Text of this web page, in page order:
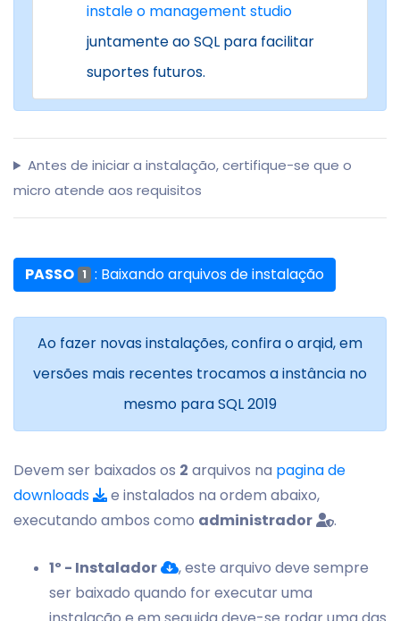
instale o management studio
juntamente ao SQL para facilitar
suportes futuros.
Antes de iniciar a instalação, certifique-se que o
micro atende aos requisitos
PASSO 1 : Baixando arquivos de instalação
Ao fazer novas instalações, confira o arqid, em
versões mais recentes trocamos a instância no
mesmo para SQL 2019
Devem ser baixados os 2 arquivos na pagina de
downloads
e instalados na ordem abaixo,
executando ambos como administrador .
1º - Instalador
, este arquivo deve sempre
ser baixado quando for executar uma